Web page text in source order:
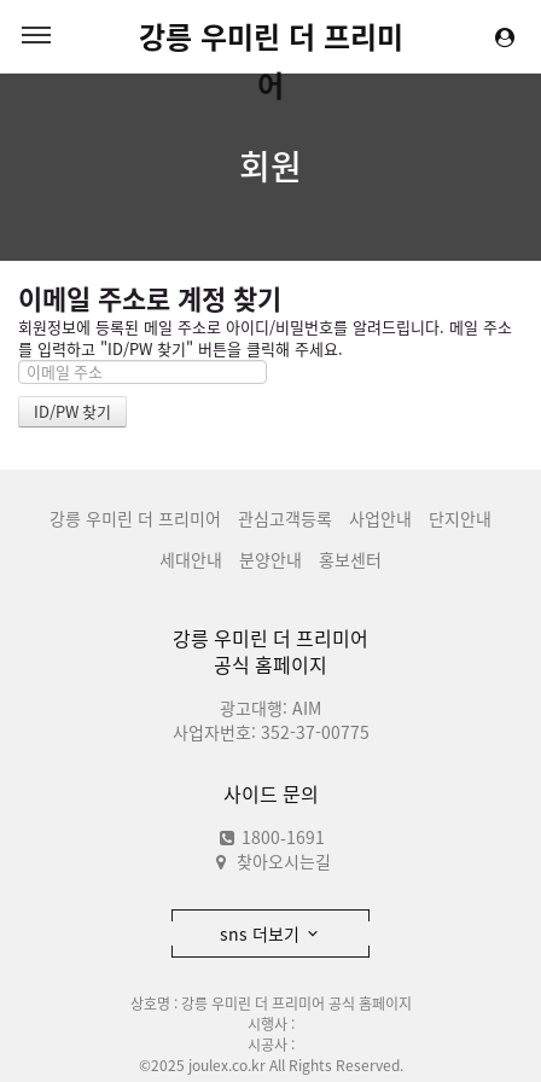
강릉 우미린 더 프리미
어
회원
이메일 주소로 계정 찾기
회원정보에 등록된 메일 주소로 아이디/비밀번호를 알려드립니다. 메일 주소
를 입력하고 "ID/PW 찾기" 버튼을 클릭해 주세요.
강릉 우미린 더 프리미어 관심고객등록 사업안내
단지안내
세대안내
분양안내 홍보센터
강릉 우미린 더 프리미어
공식 홈페이지
광고대행: AIM
사업자번호: 352-37-00775
사이드 문의
1800-1691
찾아오시는길
sns 더보기
상호명 : 강릉 우미린 더 프리미어 공식 홈페이지
시행사 :
시공사 :
©2025 joulex.co.kr All Rights Reserved.